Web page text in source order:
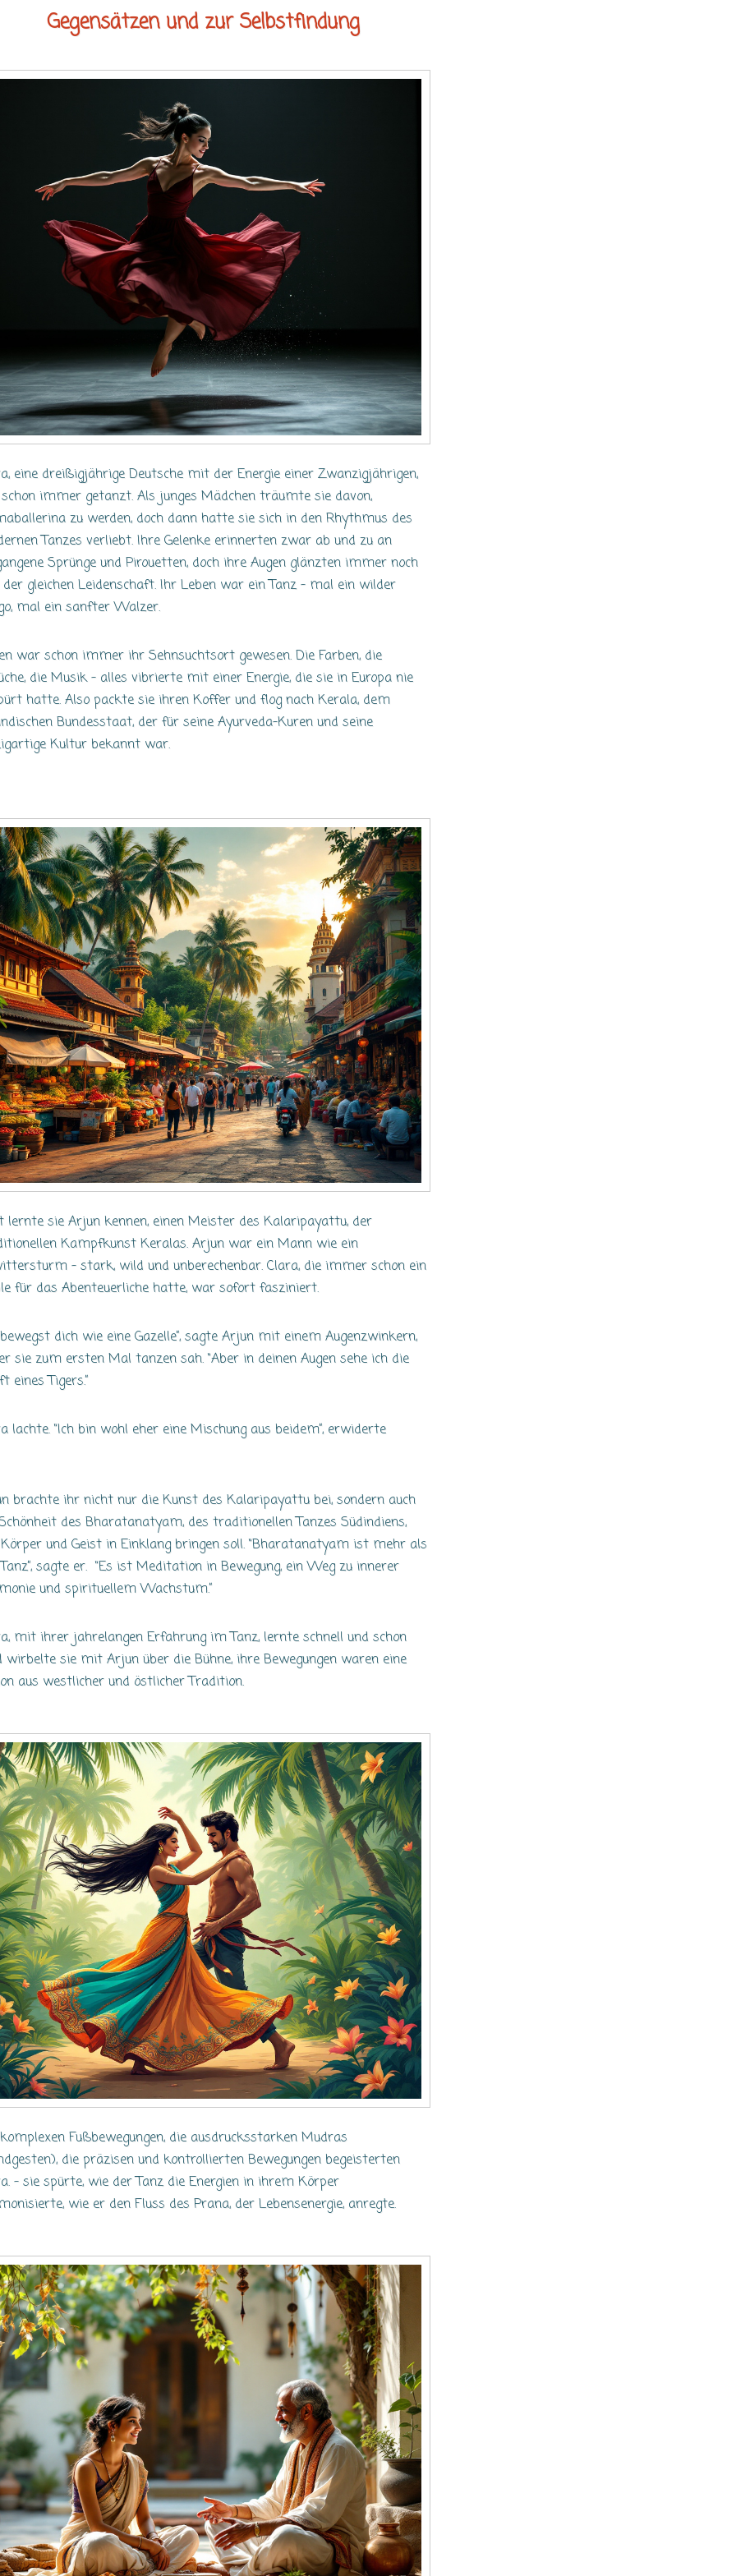
Gegensätzen und zur Selbstfindung
eine dreißigjährige Deutsche mit der Energie einer Zwanzigjährigen,
immer getanzt. Als junges Mädchen träumte sie davon,
zu werden, doch dann hatte sie sich in den Rhythmus des
Tanzes verliebt. Ihre Gelenke erinnerten zwar ab und zu an
Sprünge und Pirouetten, doch ihre Augen glänzten immer noch
gleichen Leidenschaft. Ihr Leben war ein Tanz – mal ein wilder
mal ein sanfter Walzer.
war schon immer ihr Sehnsuchtsort gewesen. Die Farben, die
die Musik – alles vibrierte mit einer Energie, die sie in Europa nie
hatte. Also packte sie ihren Koffer und flog nach Kerala, dem
Bundesstaat, der für seine Ayurveda-Kuren und seine
Kultur bekannt war.
lernte sie Arjun kennen, einen Meister des Kalaripayattu, der
Kampfkunst Keralas. Arjun war ein Mann wie ein
– stark, wild und unberechenbar. Clara, die immer schon ein
für das Abenteuerliche hatte, war sofort fasziniert.
bewegst dich wie eine Gazelle”, sagte Arjun mit einem Augenzwinkern,
sie zum ersten Mal tanzen sah. “Aber in deinen Augen sehe ich die
eines Tigers.”
lachte. “Ich bin wohl eher eine Mischung aus beidem”, erwiderte
brachte ihr nicht nur die Kunst des Kalaripayattu bei, sondern auch
des Bharatanatyam, des traditionellen Tanzes Südindiens,
und Geist in Einklang bringen soll. “Bharatanatyam ist mehr als
sagte er. “Es ist Meditation in Bewegung, ein Weg zu innerer
und spirituellem Wachstum.”
mit ihrer jahrelangen Erfahrung im Tanz, lernte schnell und schon
wirbelte sie mit Arjun über die Bühne, ihre Bewegungen waren eine
aus westlicher und östlicher Tradition.
Fußbewegungen, die ausdrucksstarken Mudras
die präzisen und kontrollierten Bewegungen begeisterten
– sie spürte, wie der Tanz die Energien in ihrem Körper
wie er den Fluss des Prana, der Lebensenergie, anregte.